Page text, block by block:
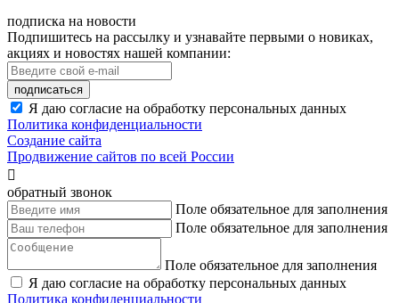
подписка на новости
Подпишитесь на рассылку и узнавайте первыми о новиках,
акциях и новостях нашей компании:
подписаться
Я даю согласие на обработку персональных данных
Политика конфиденциальности
Создание сайта
Продвижение сайтов по всей России

обратный звонок
Поле обязательное для заполнения
Поле обязательное для заполнения
Поле обязательное для заполнения
Я даю согласие на обработку персональных данных
Политика конфиденциальности